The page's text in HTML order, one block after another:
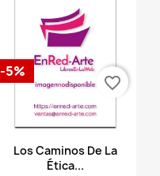
Vista rápida
Los Caminos De La
Ética...
-5%
favorite_border